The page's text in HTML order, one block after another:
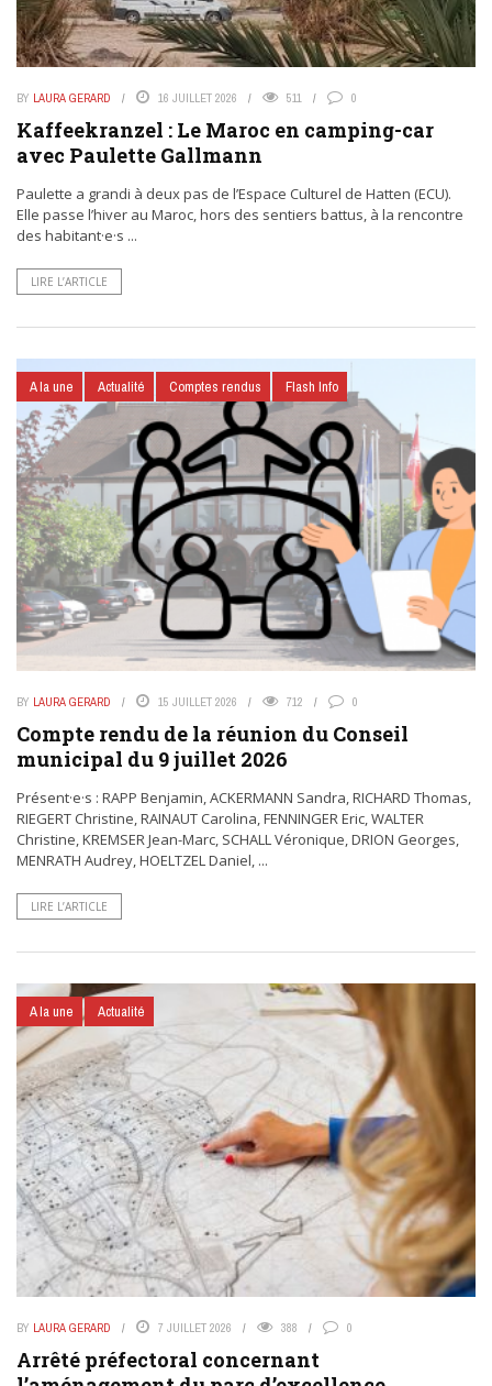
BY LAURA GERARD 16 JUILLET 2026 511 0
Kaffeekranzel : Le Maroc en camping-car
avec Paulette Gallmann
Paulette a grandi à deux pas de l’Espace Culturel de Hatten (ECU).
Elle passe l’hiver au Maroc, hors des sentiers battus, à la rencontre
des habitant·e·s ...
LIRE L’ARTICLE
A la une Actualité Comptes rendus Flash Info
BY LAURA GERARD 15 JUILLET 2026 712 0
Compte rendu de la réunion du Conseil
municipal du 9 juillet 2026
Présent·e·s : RAPP Benjamin, ACKERMANN Sandra, RICHARD Thomas,
RIEGERT Christine, RAINAUT Carolina, FENNINGER Eric, WALTER
Christine, KREMSER Jean-Marc, SCHALL Véronique, DRION Georges,
MENRATH Audrey, HOELTZEL Daniel, ...
LIRE L’ARTICLE
A la une Actualité
BY LAURA GERARD 7 JUILLET 2026 388 0
Arrêté préfectoral concernant